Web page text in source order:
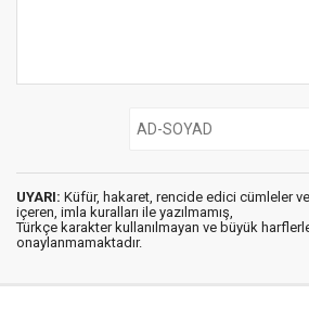
UYARI: Küfür, hakaret, rencide edici cümleler
içeren, imla kuralları ile yazılmamış,
Türkçe karakter kullanılmayan ve büyük
onaylanmamaktadır.